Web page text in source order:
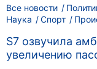
Все новости
Наука
Спорт
S7 озвучила
увеличению